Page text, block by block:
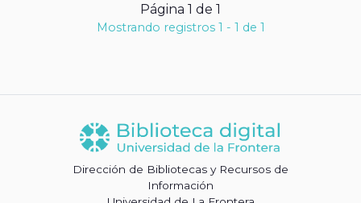
Página 1 de 1
Mostrando registros 1 - 1 de 1
Dirección de Bibliotecas y Recursos de
Información